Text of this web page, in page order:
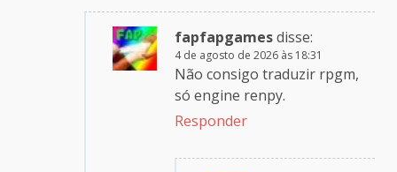
fapfapgamesdisse:
4 de agosto de 2026 às 18:31
Não consigo traduzir rpgm,
só engine renpy.
Responder